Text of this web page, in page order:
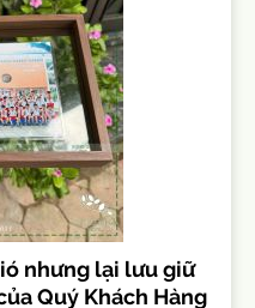
nhưng lại lưu giữ
Quý Khách Hàng